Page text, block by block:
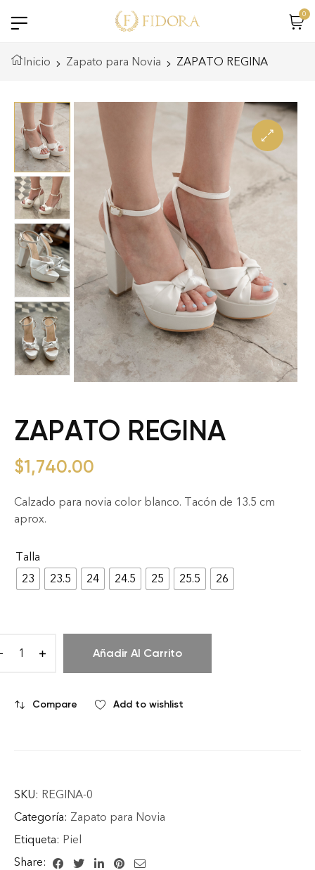
0
Inicio Zapato para Novia ZAPATO REGINA
ZAPATO REGINA
$1,740.00
Calzado para novia color blanco. Tacón de 13.5 cm
aprox.
Talla
23
23.5 24 24.5 25 25.5 26
Añadir Al Carrito
Compare Add to wishlist
SKU: REGINA-0
Categoría: Zapato para Novia
Etiqueta: Piel
Share: